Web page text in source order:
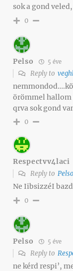
sok a gond
0
Pelso 5 éve
Reply to
örömmel hallom
qrva sok gond
0
Respectvv4laci
Reply to Pelso
Ne IibsizzéI
0
Pelso 5 éve
Reply to
ne kérd respi’,